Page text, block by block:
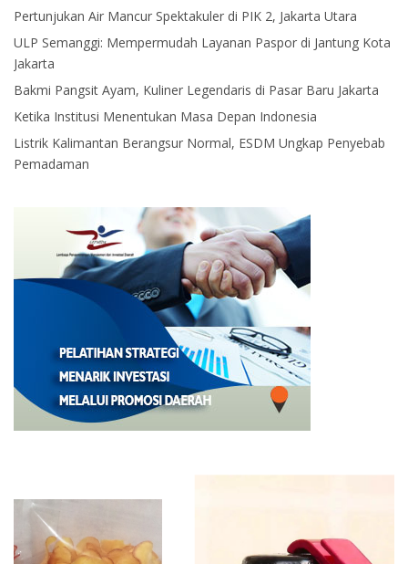
Pertunjukan Air Mancur Spektakuler di PIK 2, Jakarta Utara
ULP Semanggi: Mempermudah Layanan Paspor di Jantung Kota
Jakarta
Bakmi Pangsit Ayam, Kuliner Legendaris di Pasar Baru Jakarta
Ketika Institusi Menentukan Masa Depan Indonesia
Listrik Kalimantan Berangsur Normal, ESDM Ungkap Penyebab
Pemadaman